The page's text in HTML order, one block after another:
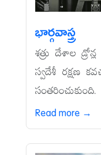
భార్గవాస్త్ర
శత్రు దేశాల
స్వదేశీ రక్షణ
Read more →